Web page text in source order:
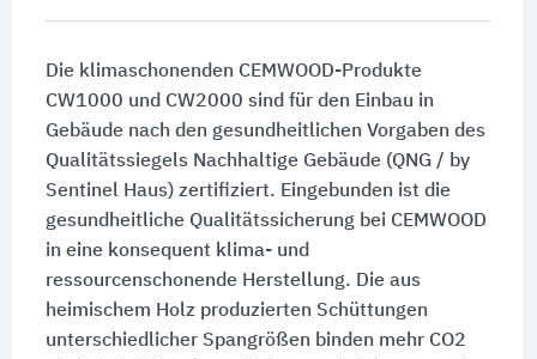
Die klimaschonenden CEMWOOD-Produkte
CW1000 und CW2000 sind für den Einbau in
Gebäude nach den gesundheitlichen Vorgaben des
Qualitätssiegels Nachhaltige Gebäude (QNG / by
Sentinel Haus) zertifiziert. Eingebunden ist die
gesundheitliche Qualitätssicherung bei CEMWOOD
in eine konsequent klima- und
ressourcenschonende Herstellung. Die aus
heimischem Holz produzierten Schüttungen
unterschiedlicher Spangrößen binden mehr CO2